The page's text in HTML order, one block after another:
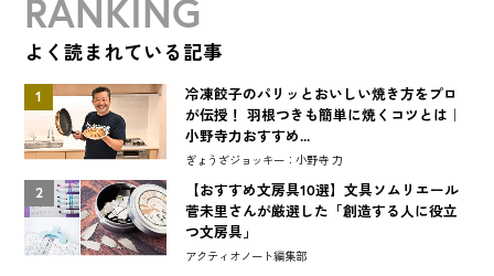
RANKING
よく読まれている記事
1
冷凍餃子のパリッとおいしい焼き方をプロ
が伝授！ 羽根つきも簡単に焼くコツとは｜
小野寺力おすすめ...
ぎょうざジョッキー：小野寺 力
2
【おすすめ文房具10選】文具ソムリエール
菅未里さんが厳選した「創造する人に役立
つ文房具」
アクティオノート編集部